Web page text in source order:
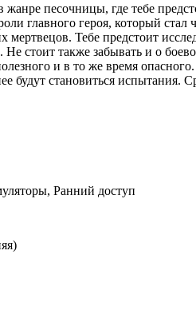
жанре песочницы, где тебе
главного героя, который
Тебе предстоит
Не стоит также забывать и о
и в то же время
будут становиться
Ранний доступ